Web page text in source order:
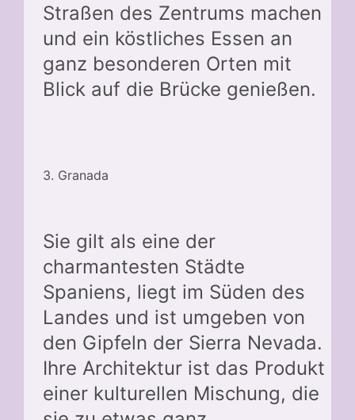
Straßen des Zentrums machen
und ein köstliches Essen an
ganz besonderen Orten mit
Blick auf die Brücke genießen.
3. Granada
Sie gilt als eine der
charmantesten Städte
Spaniens, liegt im Süden des
Landes und ist umgeben von
den Gipfeln der Sierra Nevada.
Ihre Architektur ist das Produkt
einer kulturellen Mischung, die